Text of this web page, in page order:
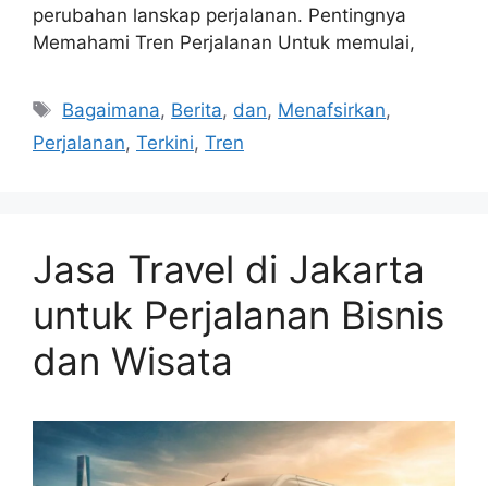
perubahan lanskap perjalanan. Pentingnya
Memahami Tren Perjalanan Untuk memulai,
Tags
Bagaimana, Berita, dan, Menafsirkan,
Perjalanan, Terkini, Tren
Jasa Travel di Jakarta
untuk Perjalanan Bisnis
dan Wisata